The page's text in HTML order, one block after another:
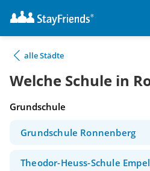
alle Städte
Welche Schule in
Grundschule
Grundschule Ronnenberg
Theodor-Heuss-Schule